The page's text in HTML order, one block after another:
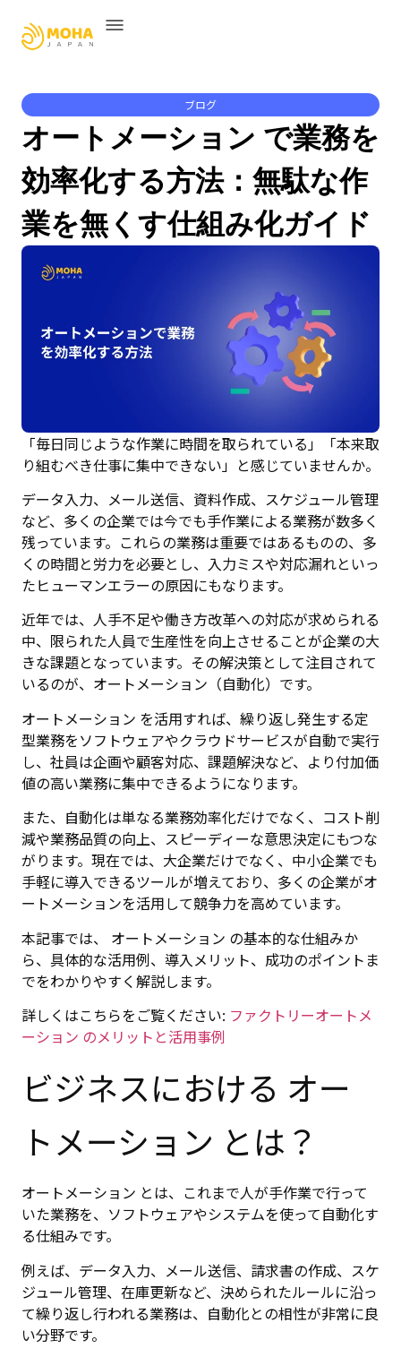
ブログ
オートメーション で業務を
効率化する方法：無駄な作
業を無くす仕組み化ガイド
「毎日同じような作業に時間を取られている」「本来取
り組むべき仕事に集中できない」と感じていませんか。
データ入力、メール送信、資料作成、スケジュール管理
など、多くの企業では今でも手作業による業務が数多く
残っています。これらの業務は重要ではあるものの、多
くの時間と労力を必要とし、入力ミスや対応漏れといっ
たヒューマンエラーの原因にもなります。
近年では、人手不足や働き方改革への対応が求められる
中、限られた人員で生産性を向上させることが企業の大
きな課題となっています。その解決策として注目されて
いるのが、オートメーション（自動化）です。
オートメーション を活用すれば、繰り返し発生する定
型業務をソフトウェアやクラウドサービスが自動で実行
し、社員は企画や顧客対応、課題解決など、より付加価
値の高い業務に集中できるようになります。
また、自動化は単なる業務効率化だけでなく、コスト削
減や業務品質の向上、スピーディーな意思決定にもつな
がります。現在では、大企業だけでなく、中小企業でも
手軽に導入できるツールが増えており、多くの企業がオ
ートメーションを活用して競争力を高めています。
本記事では、 オートメーション の基本的な仕組みか
ら、具体的な活用例、導入メリット、成功のポイントま
でをわかりやすく解説します。
詳しくはこちらをご覧ください: ファクトリーオートメ
ーション のメリットと活用事例
ビジネスにおける オー
トメーション とは？
オートメーション とは、これまで人が手作業で行って
いた業務を、ソフトウェアやシステムを使って自動化す
る仕組みです。
例えば、データ入力、メール送信、請求書の作成、スケ
ジュール管理、在庫更新など、決められたルールに沿っ
て繰り返し行われる業務は、自動化との相性が非常に良
い分野です。